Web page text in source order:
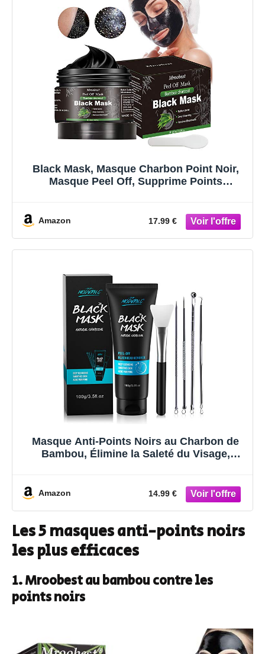
Black Mask, Masque Charbon Point Noir,
Masque Peel Off, Supprime Points
Amazon 17.99 €
Masque Anti-Points Noirs au Charbon de
Bambou, Élimine la Saleté du Visage,
Brosse
Amazon 14.99 €
Les 5 masques anti-points noirs
les plus efficaces
1. Mroobest au bambou contre les
points noirs